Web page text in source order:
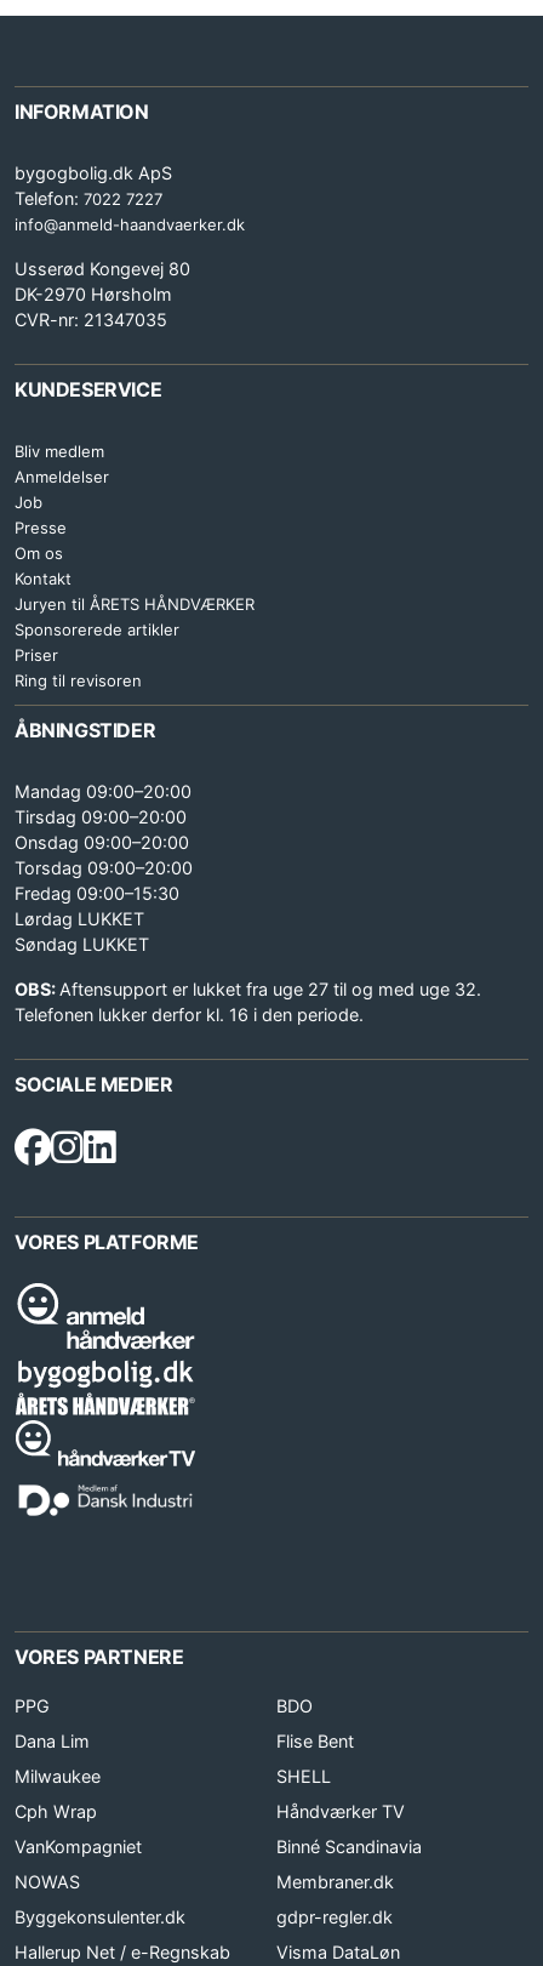
INFORMATION
bygogbolig.dk ApS
Telefon: 7022 7227
info@anmeld-haandvaerker.dk
Usserød Kongevej 80
DK-2970 Hørsholm
CVR-nr: 21347035
KUNDESERVICE
Bliv medlem
Anmeldelser
Job
Presse
Om os
Kontakt
Juryen til ÅRETS HÅNDVÆRKER
Sponsorerede artikler
Priser
Ring til revisoren
ÅBNINGSTIDER
Mandag 09:00–20:00
Tirsdag 09:00–20:00
Onsdag 09:00–20:00
Torsdag 09:00–20:00
Fredag 09:00–15:30
Lørdag LUKKET
Søndag LUKKET
OBS: Aftensupport er lukket fra uge 27 til og med uge 32.
Telefonen lukker derfor kl. 16 i den periode.
SOCIALE MEDIER
VORES PLATFORME
VORES PARTNERE
PPG
BDO
Dana Lim
Flise Bent
Milwaukee
SHELL
Cph Wrap
Håndværker TV
VanKompagniet
Binné Scandinavia
NOWAS
Membraner.dk
Byggekonsulenter.dk
gdpr-regler.dk
Hallerup Net / e-Regnskab
Visma DataLøn